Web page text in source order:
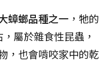
蟑螂品種之一 ，牠的
屬於雜食性昆蟲，
，也會啃咬家中的乾